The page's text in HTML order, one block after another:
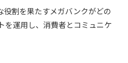
役割を果たすメガバンクがどの
を運用し、消費者とコミュニケ